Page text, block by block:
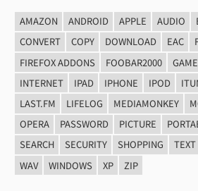
AMAZON ANDROID APPLE AUDIO
CONVERT
COPY DOWNLOAD EAC
FIREFOX ADDONS
FOOBAR2000 GAME
INTERNET
IPAD IPHONE IPOD
LAST.FM
LIFELOG MEDIAMONKEY
OPERA
PASSWORD PICTURE
SEARCH
SECURITY SHOPPING TEXT
WAV
WINDOWS XP ZIP